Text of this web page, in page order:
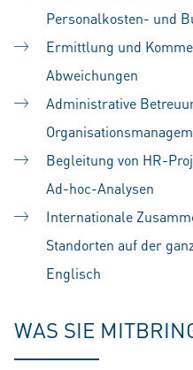
Personalkosten- und
Ermittlung und
Abweichungen
Administrative
Begleitung von HR-
Ad-hoc-Analysen
Internationale
Standorten auf der
Englisch
WAS SIE